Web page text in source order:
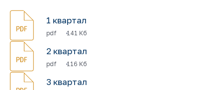
1 квартал
pdf 141 Кб
2 квартал
pdf 116 Кб
3 квартал